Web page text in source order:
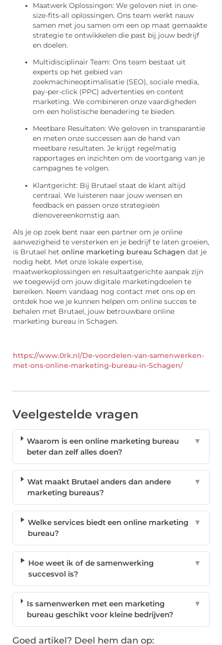
Maatwerk Oplossingen: We geloven niet in one-
size-fits-all oplossingen. Ons team werkt nauw
samen met jou samen om een op maat gemaakte
strategie te ontwikkelen die past bij jouw bedrijf
en doelen.
Multidisciplinair Team: Ons team bestaat uit
experts op het gebied van
zoekmachineoptimalisatie (SEO), sociale media,
pay-per-click (PPC) advertenties en content
marketing. We combineren onze vaardigheden
om een holistische benadering te bieden.
Meetbare Resultaten: We geloven in transparantie
en meten onze successen aan de hand van
meetbare resultaten. Je krijgt regelmatig
rapportages en inzichten om de voortgang van je
campagnes te volgen.
Klantgericht: Bij Brutael staat de klant altijd
centraal. We luisteren naar jouw wensen en
feedback en passen onze strategieën
dienovereenkomstig aan.
Als je op zoek bent naar een partner om je online
aanwezigheid te versterken en je bedrijf te laten groeien,
is Brutael het online marketing bureau Schagen dat je
nodig hebt. Met onze lokale expertise,
maatwerkoplossingen en resultaatgerichte aanpak zijn
we toegewijd om jouw digitale marketingdoelen te
bereiken. Neem vandaag nog contact met ons op en
ontdek hoe we je kunnen helpen om online succes te
behalen met Brutael, jouw betrouwbare online
marketing bureau in Schagen.
https://www.0rk.nl/De-voordelen-van-samenwerken-
met-ons-online-marketing-bureau-in-Schagen/
Veelgestelde vragen
Waarom is een online marketing bureau
beter dan zelf alles doen?
▼
Wat maakt Brutael anders dan andere
marketing bureaus?
▼
Welke services biedt een online marketing
bureau?
▼
Hoe weet ik of de samenwerking
succesvol is?
▼
Is samenwerken met een marketing
bureau geschikt voor kleine bedrijven?
▼
Goed artikel? Deel hem dan op: